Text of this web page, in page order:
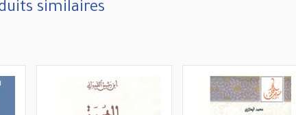
similaires